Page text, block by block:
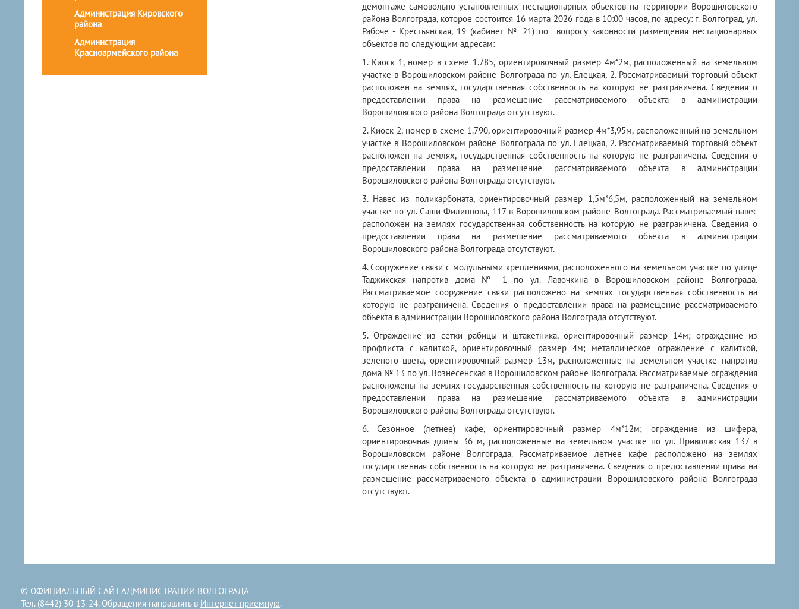
Администрация Кировского
района
Администрация
Красноармейского района
демонтаже самовольно установленных нестационарных объектов на территории Ворошиловского
района Волгограда, которое состоится 16 марта 2026 года в 10:00 часов, по адресу: г. Волгоград, ул.
Рабоче - Крестьянская, 19 (кабинет № 21) по вопросу законности размещения нестационарных
объектов по следующим адресам:
1. Киоск 1, номер в схеме 1.785, ориентировочный размер 4м*2м, расположенный на земельном
участке в Ворошиловском районе Волгограда по ул. Елецкая, 2. Рассматриваемый торговый объект
расположен на землях, государственная собственность на которую не разграничена. Сведения о
предоставлении права на размещение рассматриваемого объекта в администрации
Ворошиловского района Волгограда отсутствуют.
2. Киоск 2, номер в схеме 1.790, ориентировочный размер 4м*3,95м, расположенный на земельном
участке в Ворошиловском районе Волгограда по ул. Елецкая, 2. Рассматриваемый торговый объект
расположен на землях, государственная собственность на которую не разграничена. Сведения о
предоставлении права на размещение рассматриваемого объекта в администрации
Ворошиловского района Волгограда отсутствуют.
3. Навес из поликарбоната, ориентировочный размер 1,5м*6,5м, расположенный на земельном
участке по ул. Саши Филиппова, 117 в Ворошиловском районе Волгограда. Рассматриваемый навес
расположен на землях государственная собственность на которую не разграничена. Сведения о
предоставлении права на размещение рассматриваемого объекта в администрации
Ворошиловского района Волгограда отсутствуют.
4. Сооружение связи с модульными креплениями, расположенного на земельном участке по улице
Таджикская напротив дома № 1 по ул. Лавочкина в Ворошиловском районе Волгограда.
Рассматриваемое сооружение связи расположено на землях государственная собственность на
которую не разграничена. Сведения о предоставлении права на размещение рассматриваемого
объекта в администрации Ворошиловского района Волгограда отсутствуют.
5. Ограждение из сетки рабицы и штакетника, ориентировочный размер 14м; ограждение из
профлиста с калиткой, ориентировочный размер 4м; металлическое ограждение с калиткой,
зеленого цвета, ориентировочный размер 13м, расположенные на земельном участке напротив
дома № 13 по ул. Вознесенская в Ворошиловском районе Волгограда. Рассматриваемые ограждения
расположены на землях государственная собственность на которую не разграничена. Сведения о
предоставлении права на размещение рассматриваемого объекта в администрации
Ворошиловского района Волгограда отсутствуют.
6. Сезонное (летнее) кафе, ориентировочный размер 4м*12м; ограждение из шифера,
ориентировочная длины 36 м, расположенные на земельном участке по ул. Приволжская 137 в
Ворошиловском районе Волгограда. Рассматриваемое летнее кафе расположено на землях
государственная собственность на которую не разграничена. Сведения о предоставлении права на
размещение рассматриваемого объекта в администрации Ворошиловского района Волгограда
отсутствуют.
© ОФИЦИАЛЬНЫЙ САЙТ АДМИНИСТРАЦИИ ВОЛГОГРАДА
Тел. (8442) 30-13-24. Обращения направлять в Интернет-приемную.